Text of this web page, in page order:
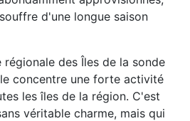
d'une longue saison
des Îles de la sonde
concentre une forte activité
les îles de la région. C'est
véritable charme, mais qui